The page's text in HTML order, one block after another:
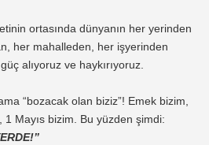
ortasında dünyanın her yerinden
her mahalleden, her işyerinden
alıyoruz ve haykırıyoruz.
“bozacak olan biziz”! Emek bizim,
Mayıs bizim. Bu yüzden şimdi: